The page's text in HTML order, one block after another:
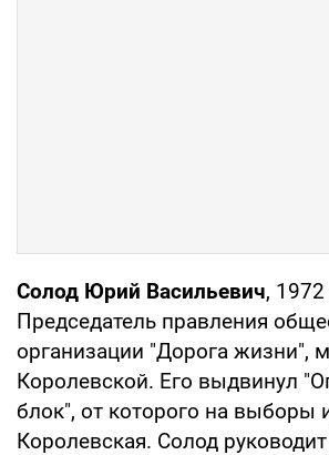
Солод Юрий Васильевич, 1972
Председатель правления
организации "Дорога жизни",
Королевской. Его выдвинул
блок", от которого на выборы
Королевская. Солод